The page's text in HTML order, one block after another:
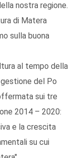
nostra regione.
di Matera
sulla buona
al tempo della
del Po
sui tre
2014 – 2020:
e la crescita
su cui